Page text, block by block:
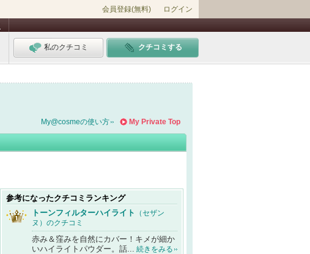
会員登録(無料) ログイン
私のクチコミ クチコミする
My Private Top
My@cosmeの使い方
参考になったクチコミランキング
トーンフィルターハイライト
（セザン
ヌ）のクチコミ
赤み＆窪みを自然にカバー！キメが細か
いハイライトパウダー。話... 続きをみる